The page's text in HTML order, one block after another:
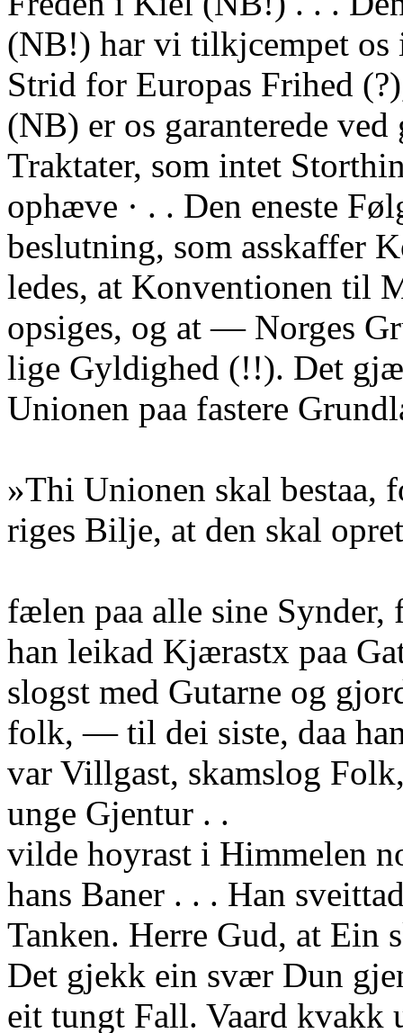
(NB!) har vi tilkjcempet os
Strid for Europas Frihed
(NB) er os garanterede
Traktater, som intet
ophæve · . . Den eneste
beslutning, som asskaffer
ledes, at Konventionen til
opsiges, og at — Norges
lige Gyldighed (!!). Det
Unionen paa fastere
»Thi Unionen skal bestaa,
riges Bilje, at den skal
fælen paa alle sine Synder,
han leikad Kjærastx paa
slogst med Gutarne og
folk, — til dei siste, daa
var Villgast, skamslog
unge Gjentur . .
vilde hoyrast i Himmelen
hans Baner . . . Han
Tanken. Herre Gud, at
Det gjekk ein svær Dun
eit tungt Fall. Vaard kvakk